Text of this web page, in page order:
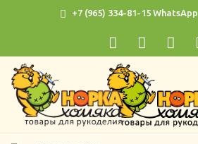
+7 (965) 334-81-15 WhatsApp